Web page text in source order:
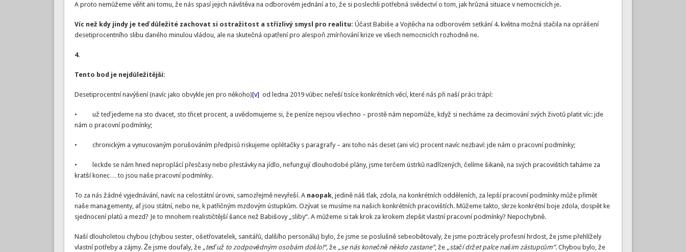
A proto nemůžeme věřit ani tomu, že nás spasí jejich návštěva na odborovém jednání a to, že si poslechli potřebná svědectví o tom, jak hrůzná situace v nemocnicích je.
Víc než kdy jindy je teď důležité zachovat si ostražitost a střízlivý smysl pro realitu: Účast Babiše a Vojtěcha na odborovém setkání 4. května možná stačila na oprášení
desetiprocentního slibu daného minulou vládou, ale na skutečná opatření pro alespoň zmírňování krize ve všech nemocnicích rozhodně ne.
4.
Tento bod je nejdůležitější:
Desetiprocentní navýšení (navíc jako obvykle jen pro někoho)[v] od ledna 2019 vůbec neřeší tisíce konkrétních věcí, které nás při naší práci trápí:
• už teď jedeme na sto dvacet, sto třicet procent, a uvědomujeme si, že peníze nejsou všechno – prostě nám nepomůže, když si necháme za decimování svých životů platit víc: jde
nám o pracovní podmínky;
• chronickým a vynucovaným porušováním předpisů riskujeme oplétačky s paragrafy – ani toho nás deset (ani víc) procent navíc nezbaví: jde nám o pracovní podmínky;
• leckde se nám hned neproplácí přesčasy nebo přestávky na jídlo, nefungují dlouhodobé plány, jsme terčem ústrků nadřízených, čelíme šikaně, na svých pracovištích taháme za
kratší konec… to jsou naše pracovní podmínky.
To za nás žádné vyjednávání, navíc na celostátní úrovni, samozřejmě nevyřeší. A naopak, jedině náš tlak, zdola, na konkrétních odděleních, za lepší pracovní podmínky může přimět
naše managementy, ať jsou státní, nebo ne, k patřičným mzdovým ústupkům. Ozývat se musíme na našich konkrétních pracovištích. Můžeme takto, skrze konkrétní boje zdola, dospět ke
sjednocení platů a mezd? Je to mnohem realističtější šance než Babišovy „sliby“. A můžeme si tak krok za krokem zlepšit vlastní pracovní podmínky? Nepochybně.
Naší dlouholetou chybou (chybou sester, ošetřovatelek, sanitářů, dalšího personálu) bylo, že jsme se poslušně sebeobětovaly, že jsme poztrácely profesní hrdost, že jsme přehlížely
vlastní potřeby a zájmy. Že jsme doufaly, že „teď už to zodpovědným osobám došlo!“,že „se nás konečně někdo zastane“, že „stačí držet palce našim zástupcům“. Chybou bylo, že